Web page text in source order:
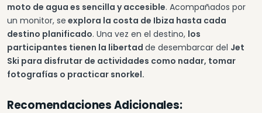
moto de agua es sencilla y accesible. Acompañados por
un monitor, se explora la costa de Ibiza hasta cada
destino planificado. Una vez en el destino, los
participantes tienen la libertad de desembarcar del Jet
Ski para disfrutar de actividades como nadar, tomar
fotografías o practicar snorkel.
Recomendaciones Adicionales: